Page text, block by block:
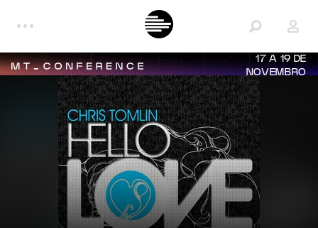
17 A 19 DE
NOVEMBRO